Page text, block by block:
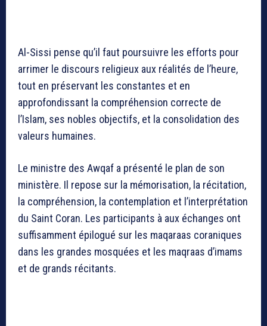
Al-Sissi pense qu’il faut poursuivre les efforts pour
arrimer le discours religieux aux réalités de l’heure,
tout en préservant les constantes et en
approfondissant la compréhension correcte de
l’Islam, ses nobles objectifs, et la consolidation des
valeurs humaines.
Le ministre des Awqaf a présenté le plan de son
ministère. Il repose sur la mémorisation, la récitation,
la compréhension, la contemplation et l’interprétation
du Saint Coran. Les participants à aux échanges ont
suffisamment épilogué sur les maqaraas coraniques
dans les grandes mosquées et les maqraas d’imams
et de grands récitants.